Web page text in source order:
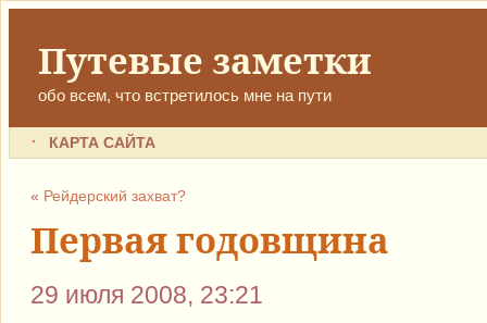
Путевые заметки
обо всем, что встретилось мне на пути
КАРТА САЙТА
« Рейдерский захват?
Первая годовщина
29 июля 2008, 23:21